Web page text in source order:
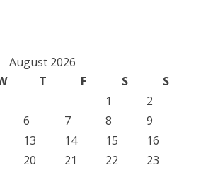
August 2026
T F S
S
1
2
6 7 8
9
13 14 15
16
20 21 22
23